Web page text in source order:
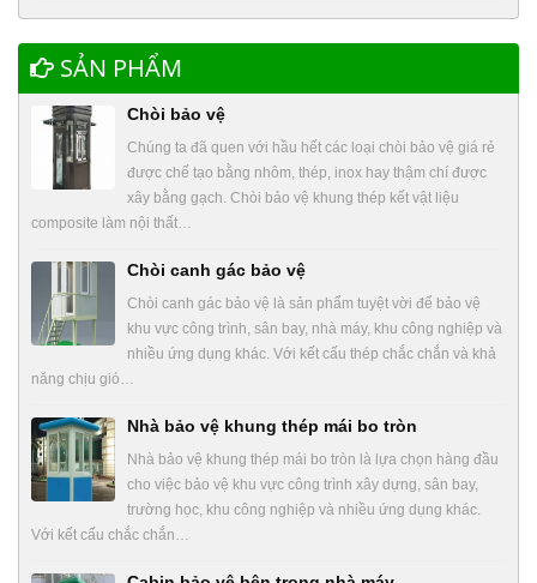
SẢN PHẨM
Chòi bảo vệ
Chúng ta đã quen với hầu hết các loại chòi bảo vệ giá rẻ
được chế tạo bằng nhôm, thép, inox hay thậm chí được
xây bằng gạch. Chòi bảo vệ khung thép kết vật liệu
composite làm nội thất…
Chòi canh gác bảo vệ
Chòi canh gác bảo vệ là sản phẩm tuyệt vời để bảo vệ
khu vực công trình, sân bay, nhà máy, khu công nghiệp và
nhiều ứng dụng khác. Với kết cấu thép chắc chắn và khả
năng chịu gió…
Nhà bảo vệ khung thép mái bo tròn
Nhà bảo vệ khung thép mái bo tròn là lựa chọn hàng đầu
cho việc bảo vệ khu vực công trình xây dựng, sân bay,
trường học, khu công nghiệp và nhiều ứng dụng khác.
Với kết cấu chắc chắn…